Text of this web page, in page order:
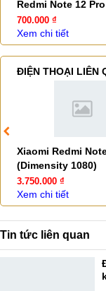
Redmi Note 12 Pro
700.000 ₫
Xem chi tiết
ĐIỆN THOẠI LIÊN
Xiaomi Redmi
(Dimensity 1080)
3.750.000 ₫
Xem chi tiết
Tin tức liên quan